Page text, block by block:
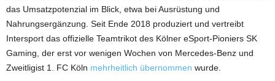
das Umsatzpotenzial im Blick, etwa bei Ausrüstung und
Nahrungsergänzung. Seit Ende 2018 produziert und vertreibt
Intersport das offizielle Teamtrikot des Kölner eSport-Pioniers SK
Gaming, der erst vor wenigen Wochen von Mercedes-Benz und
Zweitligist 1. FC Köln mehrheitlich übernommen wurde.